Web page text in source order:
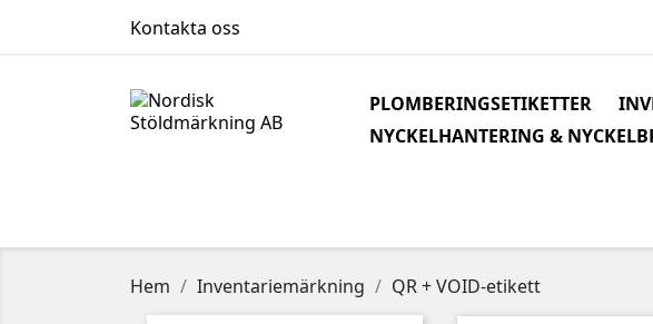
Kontakta oss
PLOMBERINGSETIKETTER
NYCKELHANTERING &
Hem Inventariemärkning QR + VOID-etikett